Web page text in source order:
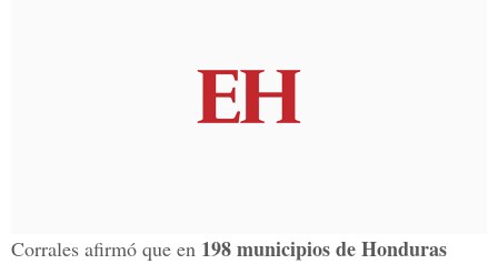
Corrales afirmó que en 198 municipios de Honduras